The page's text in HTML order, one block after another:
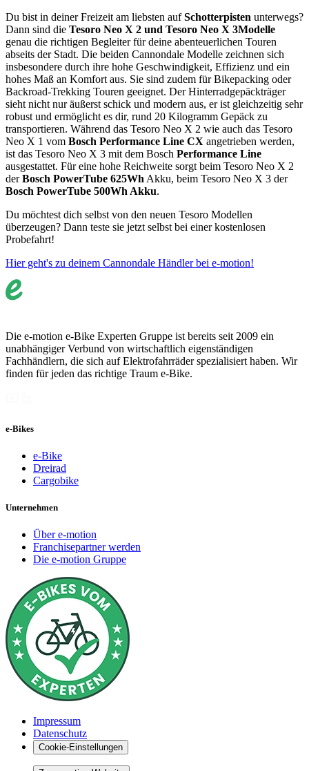
Du bist in deiner Freizeit am liebsten aufSchotterpisten unterwegs?
Dann sind die Tesoro Neo X 2 und Tesoro Neo X 3Modelle
genau die richtigen Begleiter für deine abenteuerlichen Touren
abseits der Stadt. Die beiden Cannondale Modelle zeichnen sich
insbesondere durch ihre hohe Geschwindigkeit, Effizienz und ein
hohes Maß an Komfort aus. Sie sind zudem für Bikepacking oder
Backroad-Trekking Touren geeignet. Der Hinterradgepäckträger
sieht nicht nur äußerst schick und modern aus, er ist gleichzeitig sehr
robust und ermöglicht es dir, rund 20 Kilogramm Gepäck zu
transportieren. Während das Tesoro Neo X 2 wie auch das Tesoro
Neo X 1 vom Bosch Performance Line CX angetrieben werden,
ist das Tesoro Neo X 3 mit dem Bosch Performance Line
ausgestattet. Für eine hohe Reichweite sorgt beim Tesoro Neo X 2
derBosch PowerTube 625Wh Akku, beim Tesoro Neo X 3 der
Bosch PowerTube 500Wh Akku.
Du möchtest dich selbst von den neuen Tesoro Modellen
überzeugen? Dann teste sie jetzt selbst bei einer kostenlosen
Probefahrt!
Hier geht's zu deinem Cannondale Händler bei e-motion!
Die e-motion e-Bike Experten Gruppe ist bereits seit 2009 ein
unabhängiger Verbund von wirtschaftlich eigenständigen
Fachhändlern, die sich auf Elektrofahrräder spezialisiert haben. Wir
finden für jeden das richtige Traum e-Bike.
e-Bikes
e-Bike
Dreirad
Cargobike
Unternehmen
Über e-motion
Franchisepartner werden
Die e-motion Gruppe
Impressum
Datenschutz
Cookie-Einstellungen